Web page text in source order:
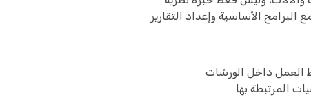
البرامج الأساسية وإعداد التقارير
العمل داخل الورشات
المرتبطة بها